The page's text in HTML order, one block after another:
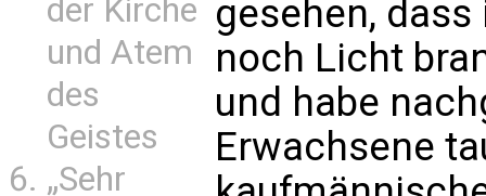
der Kirche
und Atem
des
Geistes
„Sehr
gesehen,
noch Licht
und habe
Erwachsene